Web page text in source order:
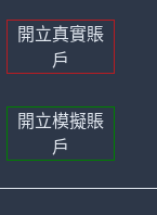
開立真實賬
戶
開立模擬賬
戶